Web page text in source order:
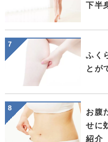
下半
ふく
とが
お腹
せに
紹介